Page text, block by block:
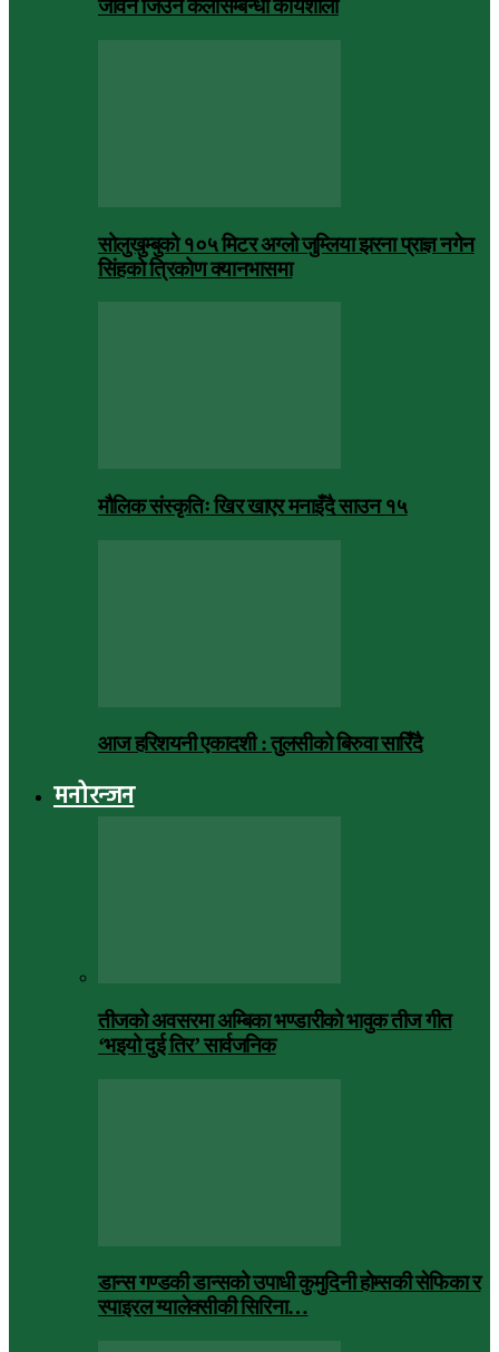
जीवन जिउने कलासम्बन्धी कार्यशाला
सोलुखुम्बुको १०५ मिटर अग्लो जुम्लिया झरना प्राज्ञ नगेन
सिंहको त्रिकोण क्यानभासमा
मौलिक संस्कृतिः खिर खाएर मनाइँदै साउन १५
आज हरिशयनी एकादशी : तुलसीको बिरुवा सारिँदै
मनोरन्जन
तीजको अवसरमा अम्बिका भण्डारीको भावुक तीज गीत
‘भइयो दुई तिर’ सार्वजनिक
डान्स गण्डकी डान्सको उपाधी कुमुदिनी होम्सकी सेफिका र
स्पाइरल ग्यालेक्सीकी सिरिना…